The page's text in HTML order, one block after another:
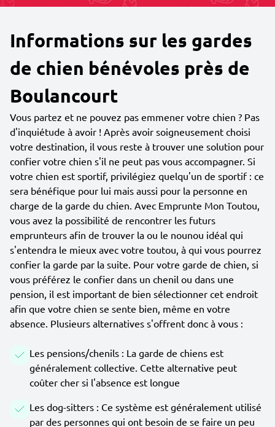
Informations sur les gardes
de chien bénévoles près de
Boulancourt
Vous partez et ne pouvez pas emmener votre chien ? Pas
d'inquiétude à avoir ! Après avoir soigneusement choisi
votre destination, il vous reste à trouver une solution pour
confier votre chien s'il ne peut pas vous accompagner. Si
votre chien est sportif, privilégiez quelqu'un de sportif : ce
sera bénéfique pour lui mais aussi pour la personne en
charge de la garde du chien. Avec Emprunte Mon Toutou,
vous avez la possibilité de rencontrer les futurs
emprunteurs afin de trouver la ou le nounou idéal qui
s'entendra le mieux avec votre toutou, à qui vous pourrez
confier la garde par la suite. Pour votre garde de chien, si
vous préférez le confier dans un chenil ou dans une
pension, il est important de bien sélectionner cet endroit
afin que votre chien se sente bien, même en votre
absence. Plusieurs alternatives s'offrent donc à vous :
Les pensions/chenils : La garde de chiens est
généralement collective. Cette alternative peut
coûter cher si l'absence est longue
Les dog-sitters : Ce système est généralement utilisé
par des personnes qui ont besoin de se faire un peu